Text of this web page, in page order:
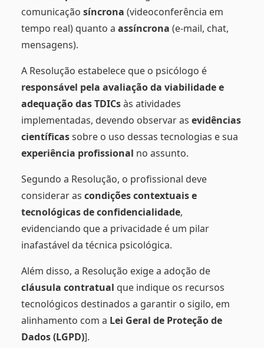
comunicação síncrona (videoconferência em
tempo real) quanto a assíncrona (e-mail, chat,
mensagens).
A Resolução estabelece que o psicólogo é
responsável pela avaliação da viabilidade e
adequação das TDICsàs atividades
implementadas, devendo observar as evidências
científicassobre o uso dessas tecnologias e sua
experiência profissional no assunto.
Segundo a Resolução, o profissional deve
considerar as condições contextuais e
tecnológicas de confidencialidade,
evidenciando que a privacidade é um pilar
inafastável da técnica psicológica.
Além disso, a Resolução exige a adoção de
cláusula contratual que indique os recursos
tecnológicos destinados a garantir o sigilo, em
alinhamento com a Lei Geral de Proteção de
Dados (LGPD)].